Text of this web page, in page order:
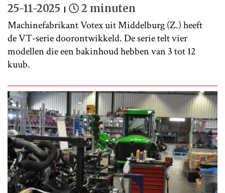
25-11-2025 2 minuten
Machinefabrikant Votex uit Middelburg (Z.) heeft
de VT-serie doorontwikkeld. De serie telt vier
modellen die een bakinhoud hebben van 3 tot 12
kuub.